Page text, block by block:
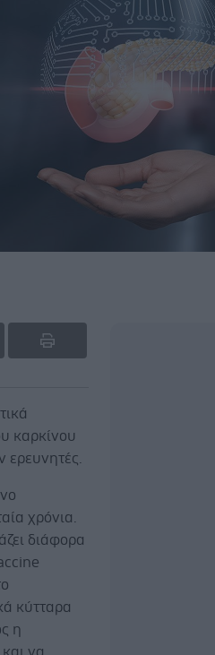
καρκίνου
ερευνητές.
χρόνια.
διάφορα
κύτταρα
η
να